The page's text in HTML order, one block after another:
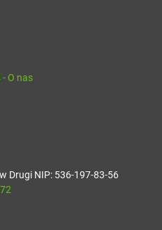
O nas
Drugi NIP: 536-197-83-56